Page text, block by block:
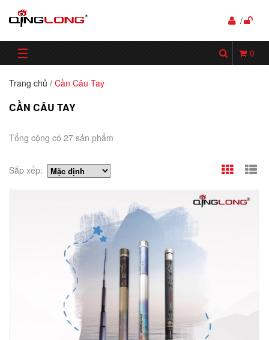
/
☰ 0
Trang chủ / Cần Câu Tay
CẦN CÂU TAY
Tổng cộng có 27 sản phẩm
Sắp xếp: